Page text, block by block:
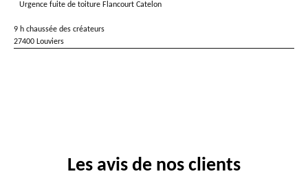
Urgence fuite de toiture Flancourt Catelon
9 h chaussée des créateurs
27400 Louviers
Les avis de nos clients